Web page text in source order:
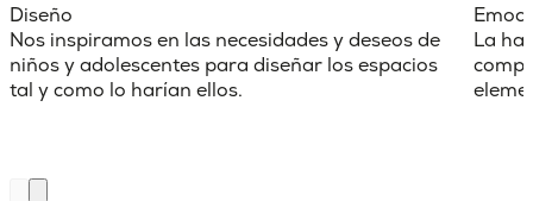
Diseño
Nos inspiramos en las necesidades y deseos de
niños y adolescentes para diseñar los espacios
tal y como lo harían ellos.
La